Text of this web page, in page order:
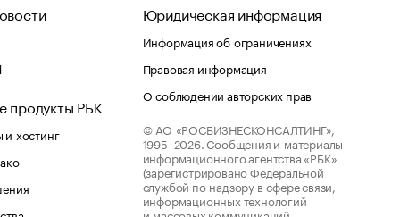
продукты РБК
хостинг
Юридическая информация
Информация об ограничениях
Правовая информация
О соблюдении авторских прав
© АО «РОСБИЗНЕСКОНСАЛТИНГ»,
1995–2026. Сообщения и материалы
информационного агентства «РБК»
(зарегистрировано Федеральной
службой по надзору в сфере связи,
информационных технологий